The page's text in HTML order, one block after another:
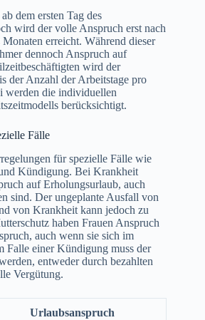
dem ersten Tag des
wird der volle Anspruch erst nach
erreicht. Während dieser
dennoch Anspruch auf
wird der
der Anzahl der Arbeitstage pro
werden die individuellen
berücksichtigt.
Fälle
für spezielle Fälle wie
Kündigung. Bei Krankheit
auf Erholungsurlaub, auch
sind. Der ungeplante Ausfall von
von Krankheit kann jedoch zu
haben Frauen Anspruch
auch wenn sie sich im
Falle einer Kündigung muss der
entweder durch bezahlten
Vergütung.
Urlaubsanspruch